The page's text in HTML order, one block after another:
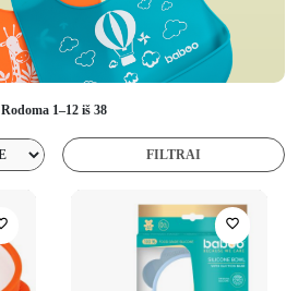
Rodoma 1–12 iš 38
FILTRAI